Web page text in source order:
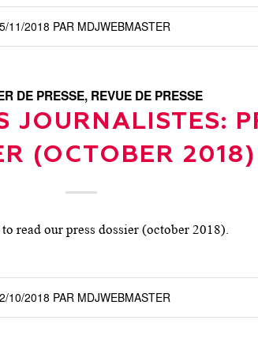
11/2018 PAR MDJWEBMASTER
DE PRESSE, REVUE DE PRESSE
JOURNALISTES:
(OCTOBER 2018)
read our press dossier (october 2018).
10/2018 PAR MDJWEBMASTER